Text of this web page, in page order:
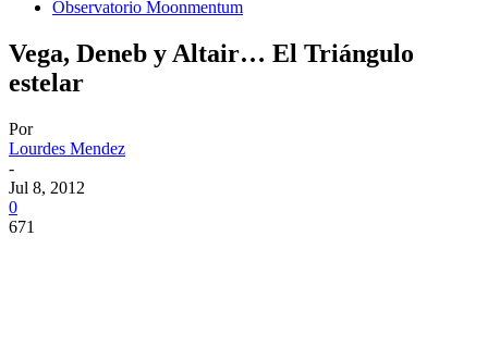
Observatorio Moonmentum
Vega, Deneb y Altair… El Triángulo
estelar
Por
Lourdes Mendez
-
Jul 8, 2012
0
671